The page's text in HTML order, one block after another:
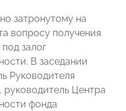
затронутому на
вопросу получения
залог
В заседании
Руководителя
, руководитель Центра
фонда